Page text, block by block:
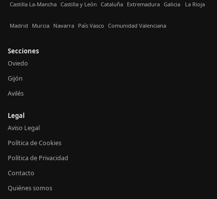
Castilla La-Mancha Castilla y León Cataluña Extremadura Galicia La Rioja
Madrid Murcia Navarra País Vasco Comunidad Valenciana
Secciones
Oviedo
Gijón
Avilés
Legal
Aviso Legal
Política de Cookies
Política de Privacidad
Contacto
Quiénes somos